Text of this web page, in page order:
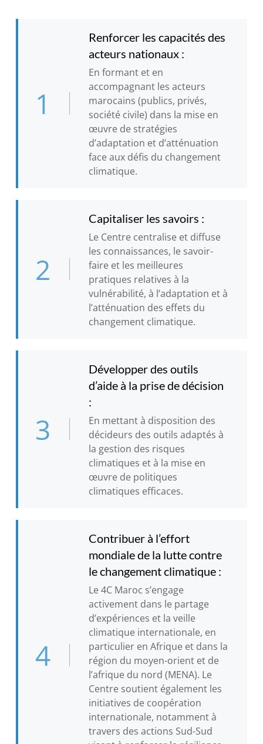
1
Renforcer les capacités des
acteurs nationaux :
En formant et en
accompagnant les acteurs
marocains (publics, privés,
société civile) dans la mise en
œuvre de stratégies
d’adaptation et d’atténuation
face aux défis du changement
climatique.
2
Capitaliser les savoirs :
Le Centre centralise et diffuse
les connaissances, le savoir-
faire et les meilleures
pratiques relatives à la
vulnérabilité, à l’adaptation et à
l’atténuation des effets du
changement climatique.
3
Développer des outils
d’aide à la prise de décision
:
En mettant à disposition des
décideurs des outils adaptés à
la gestion des risques
climatiques et à la mise en
œuvre de politiques
climatiques efficaces.
4
Contribuer à l’effort
mondiale de la lutte contre
le changement climatique :
Le 4C Maroc s’engage
activement dans le partage
d’expériences et la veille
climatique internationale, en
particulier en Afrique et dans la
région du moyen-orient et de
l’afrique du nord (MENA). Le
Centre soutient également les
initiatives de coopération
internationale, notamment à
travers des actions Sud-Sud